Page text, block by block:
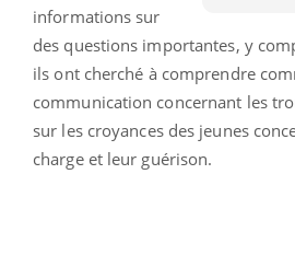
informations sur
des questions importantes, y
ils ont cherché à comprendre
communication concernant les
sur les croyances des jeunes
charge et leur guérison.